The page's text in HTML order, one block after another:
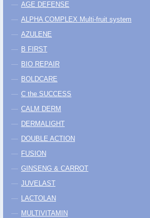
AGE DEFENSE
ALPHA COMPLEX Multi-fruit system
AZULENE
B FIRST
BIO REPAIR
BOLDCARE
C the SUCCESS
CALM DERM
DERMALIGHT
DOUBLE ACTION
FUSION
GINSENG & CARROT
JUVELAST
LACTOLAN
MULTIVITAMIN